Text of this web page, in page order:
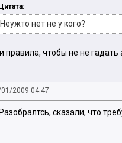
Цитата:
Неужто нет не у кого?
правила, чтобы не не
2009 04:47
сказали, что